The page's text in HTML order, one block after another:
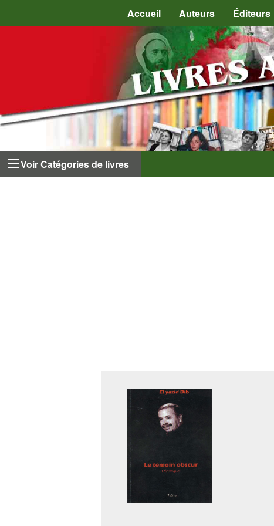
Accueil Auteurs Éditeurs
Voir Catégories de livres